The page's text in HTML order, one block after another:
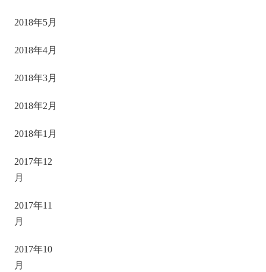
2018年5月
2018年4月
2018年3月
2018年2月
2018年1月
2017年12
月
2017年11
月
2017年10
月